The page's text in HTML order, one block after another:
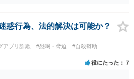
惑行為、法的解決は可能か？
アプリ詐欺 #恐喝・脅迫
#自殺幇助
役にたった 7